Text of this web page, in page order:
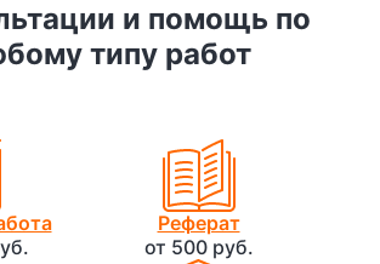
и помощь по
типу работ
Реферат
от 500 руб.